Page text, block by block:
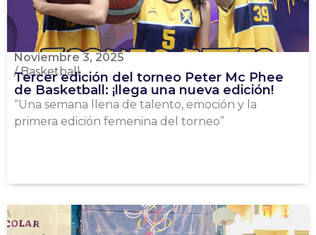
Noviembre 3, 2025
/Basketball
Tercer edición del torneo Peter Mc Phee
de Basketball: ¡llega una nueva edición!
“Una semana llena de talento, emoción y la
primera edición femenina del torneo”